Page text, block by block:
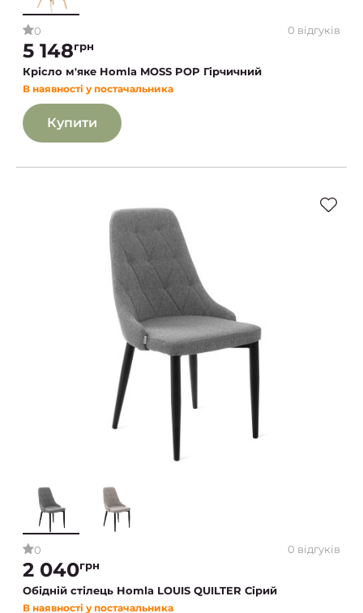
0 0 відгуків
5 148грн
Крісло м'яке Homla MOSS POP Гірчичний
В наявності у постачальника
Купити
0 0 відгуків
2 040грн
Обідній стілець Homla LOUIS QUILTER Сірий
В наявності у постачальника